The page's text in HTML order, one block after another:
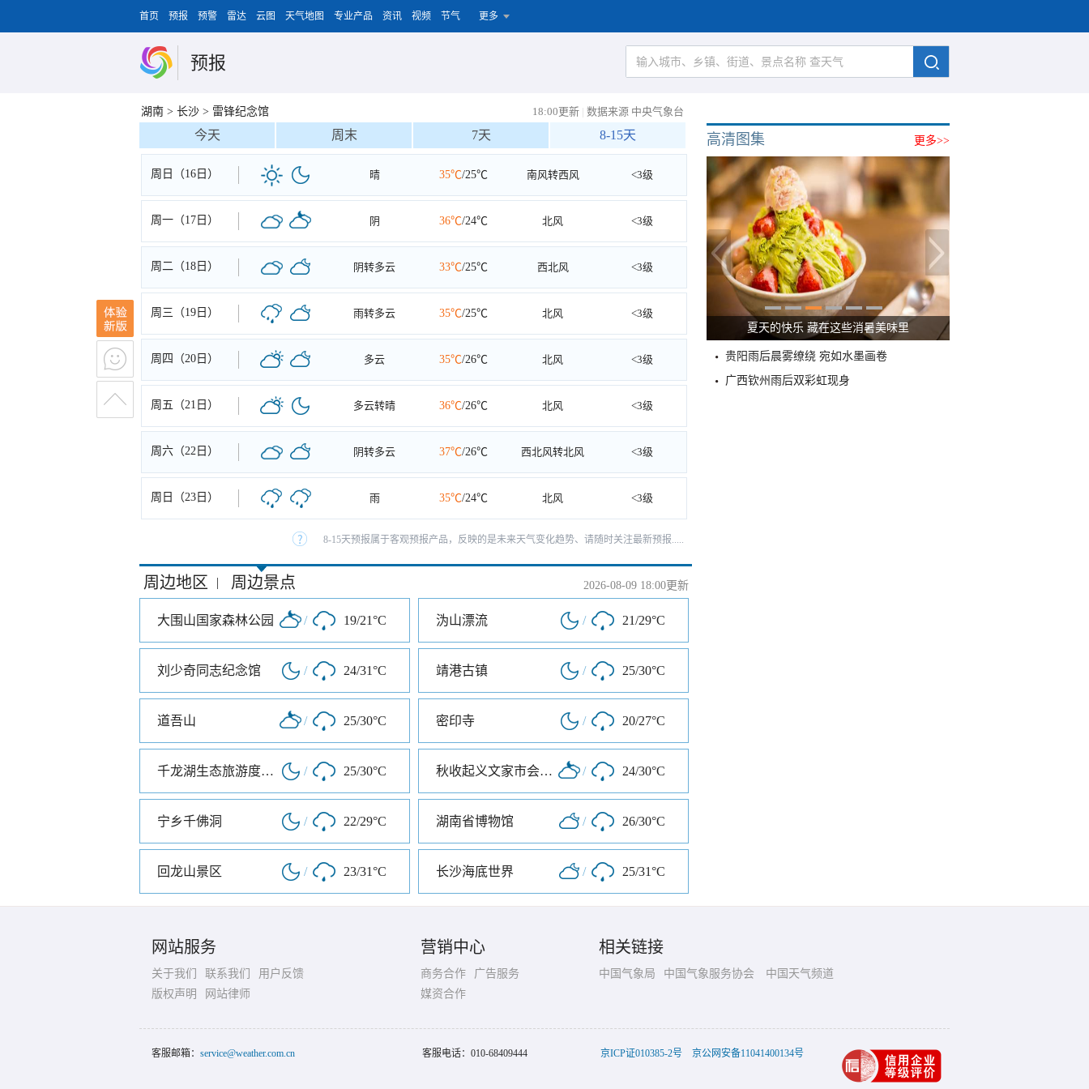
首页 预报 预警 雷达 云图 天气地图 专业产品 资讯 视频 节气 更多
预报
湖南 > 长沙 > 雷锋纪念馆 18:00更新 | 数据来源 中央气象台
今天 周末 7天 8-15天
周日（16日） 晴 35℃/25℃ 南风转西风 <3级
周一（17日） 阴 36℃/24℃ 北风 <3级
周二（18日） 阴转多云 33℃/25℃ 西北风 <3级
周三（19日） 雨转多云 35℃/25℃ 北风 <3级
周四（20日） 多云 35℃/26℃ 北风 <3级
周五（21日） 多云转晴 36℃/26℃ 北风 <3级
周六（22日） 阴转多云 37℃/26℃ 西北风转北风 <3级
周日（23日） 雨 35℃/24℃ 北风 <3级
8-15天预报属于客观预报产品，反映的是未来天气变化趋势、请随时关注最新预报.....
周边地区 | 周边景点 2026-08-09 18:00更新
大围山国家森林公园 / 19/21°C 沩山漂流 / 21/29°C
刘少奇同志纪念馆 / 24/31°C 靖港古镇 / 25/30°C
道吾山 / 25/30°C 密印寺 / 20/27°C
千龙湖生态旅游度假村 / 25/30°C 秋收起义文家市会师旧址 / 24/30°C
宁乡千佛洞 / 22/29°C 湖南省博物馆 / 26/30°C
回龙山景区 / 23/31°C 长沙海底世界 / 25/31°C
更多>>
高清图集
夏天的快乐 藏在这些消暑美味里
贵阳雨后晨雾缭绕 宛如水墨画卷
广西钦州雨后双彩虹现身
网站服务
关于我们 联系我们
用户反馈
版权声明
网站律师
营销中心
商务合作
广告服务
媒资合作
相关链接
中国气象局 中国气象服务协会 中国天气频道
客服邮箱： service@weather.com.cn 客服电话： 010-68409444 京ICP证010385-2号 京公网安备11041400134号